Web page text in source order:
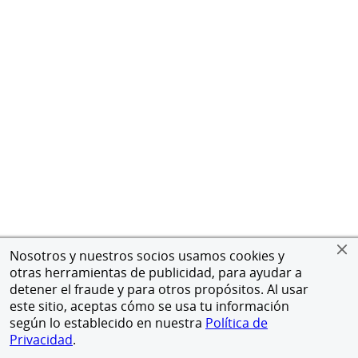
Nosotros y nuestros socios usamos cookies y
otras herramientas de publicidad, para ayudar a
detener el fraude y para otros propósitos. Al usar
este sitio, aceptas cómo se usa tu información
según lo establecido en nuestra Política de
Privacidad.